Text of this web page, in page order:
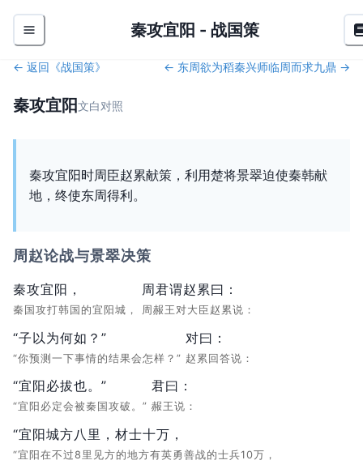
秦攻宜阳 - 战国策
← 返回《战国策》 ← 东周欲为稻秦兴师临周而求九鼎 →
秦攻宜阳文白对照
秦攻宜阳时周臣赵累献策，利用楚将景翠迫使秦韩献
地，终使东周得利。
周赵论战与景翠决策
秦攻宜阳，
秦国攻打韩国的宜阳城，
周君谓赵累曰：
周赧王对大臣赵累说：
“子以为何如？”
“你预测一下事情的结果会怎样？”
对曰：
赵累回答说：
“宜阳必拔也。”
“宜阳必定会被秦国攻破。”
君曰：
赧王说：
“宜阳城方八里，材士十万，
“宜阳在不过8里见方的地方有英勇善战的士兵10万，